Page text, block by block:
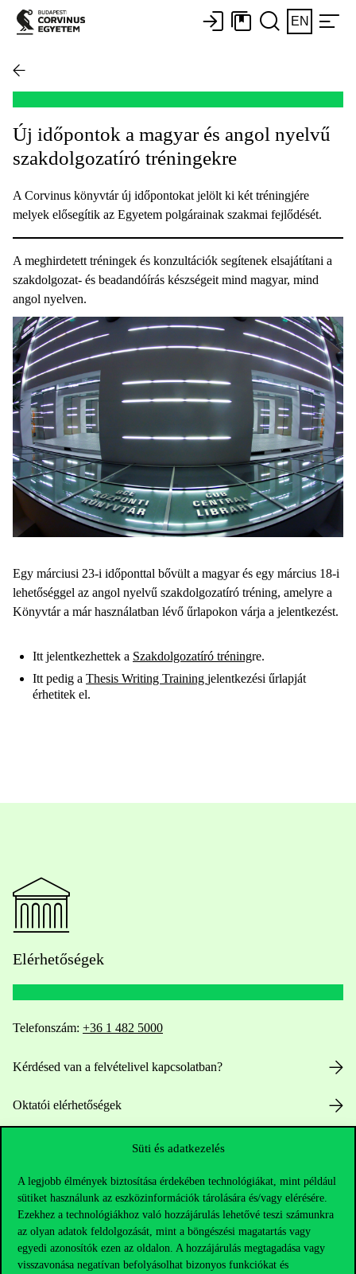
Süti és adatkezelés
A legjobb élmények biztosítása érdekében technológiákat, mint például
sütiket használunk az eszközinformációk tárolására és/vagy elérésére.
Ezekhez a technológiákhoz való hozzájárulás lehetővé teszi számunkra
az olyan adatok feldolgozását, mint a böngészési magatartás vagy
egyedi azonosítók ezen az oldalon. A hozzájárulás megtagadása vagy
visszavonása negatívan befolyásolhat bizonyos funkciókat és
EN
Új időpontok a magyar és angol nyelvű
szakdolgozatíró tréningekre
A Corvinus könyvtár új időpontokat jelölt ki két tréningjére
melyek elősegítik az Egyetem polgárainak szakmai fejlődését.
A meghirdetett tréningek és konzultációk segítenek elsajátítani a
szakdolgozat- és beadandóírás készségeit mind magyar, mind
angol nyelven.
Egy márciusi 23-i időponttal bővült a magyar és egy március 18-i
lehetőséggel az angol nyelvű szakdolgozatíró tréning, amelyre a
Könyvtár a már használatban lévő űrlapokon várja a jelentkezést.
Itt jelentkezhettek a Szakdolgozatíró tréningre.
Itt pedig a Thesis Writing Training jelentkezési űrlapját
érhetitek el.
Elérhetőségek
Telefonszám: +36 1 482 5000
Kérdésed van a felvételivel kapcsolatban?
Oktatói elérhetőségek
HUB jelenlegi hallgatóinknak
Sajtó:press@uni-corvinus.hu